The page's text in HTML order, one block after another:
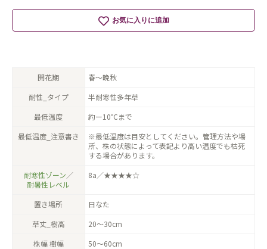
お気に入りに追加
開花期
春〜晩秋
耐性_タイプ
半耐寒性多年草
最低温度
約ー10℃まで
最低温度_注意書き
※最低温度は目安としてください。管理方法や場
所、株の状態によって表記より高い温度でも枯死
する場合があります。
耐寒性ゾーン／
耐暑性レベル
8a／★★★★☆
置き場所
日なた
草丈_樹高
20〜30cm
株幅 樹幅
50〜60cm